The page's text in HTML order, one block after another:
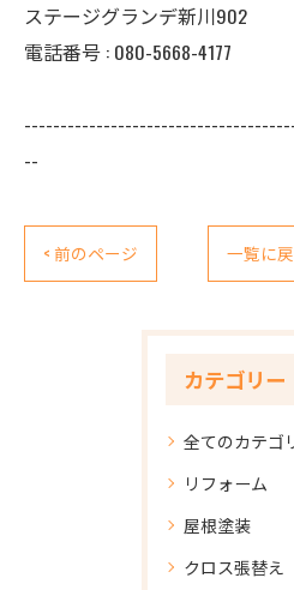
ステージグランデ新川902
電話番号 : 080-5668-4177
--
< 前のページ 一覧に
カテゴリー
全てのカテゴ
リフォーム
屋根塗装
クロス張替え